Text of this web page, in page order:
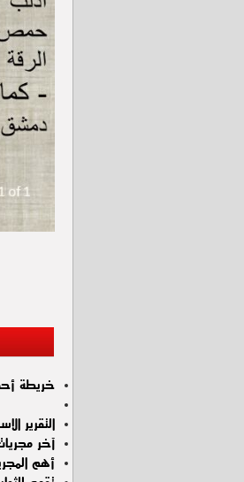
خريطة أحداث
التقرير
آخر
أهم